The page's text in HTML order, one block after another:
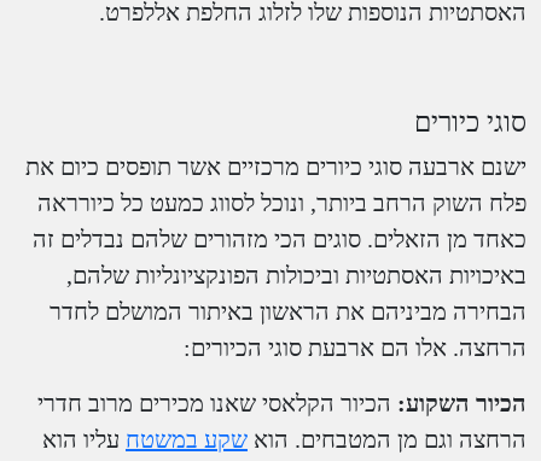
האסתטיות הנוספות שלו לזלוג החלפת אללפרט.
סוגי כיורים
ישנם ארבעה סוגי כיורים מרכזיים אשר תופסים כיום את
פלח השוק הרחב ביותר, ונוכל לסווג כמעט כל כיורראה
כאחד מן הזאלים. סוגים הכי מזהורים שלהם נבדלים זה
באיכויות האסתטיות וביכולות הפונקציונליות שלהם,
הבחירה מביניהם את הראשון באיתור המושלם לחדר
הרחצה. אלו הם ארבעת סוגי הכיורים:
הכיור השקוע: הכיור הקלאסי שאנו מכירים מרוב חדרי
הרחצה וגם מן המטבחים. הוא שקע במשטח עליו הוא